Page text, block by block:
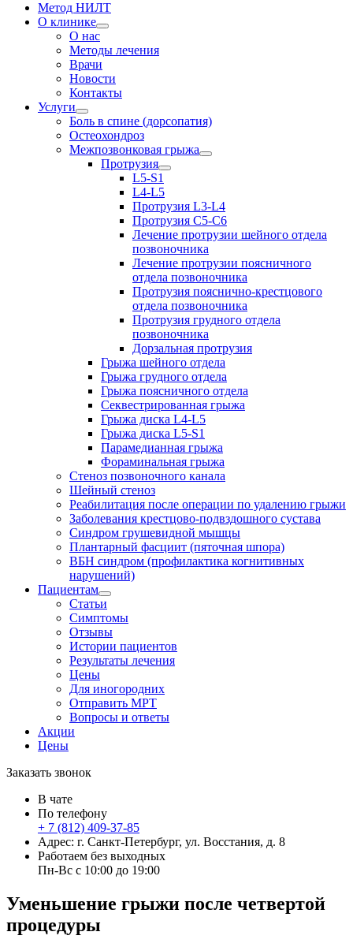
Метод НИЛТ
О клинике
О нас
Методы лечения
Врачи
Новости
Контакты
Услуги
Боль в спине (дорсопатия)
Остеохондроз
Межпозвонковая грыжа
Протрузия
L5-S1
L4-L5
Протрузия L3-L4
Протрузия С5-С6
Лечение протрузии шейного отдела
позвоночника
Лечение протрузии поясничного
отдела позвоночника
Протрузия пояснично-крестцового
отдела позвоночника
Протрузия грудного отдела
позвоночника
Дорзальная протрузия
Грыжа шейного отдела
Грыжа грудного отдела
Грыжа поясничного отдела
Секвестрированная грыжа
Грыжа диска L4-L5
Грыжа диска L5-S1
Парамедианная грыжа
Фораминальная грыжа
Стеноз позвоночного канала
Шейный стеноз
Реабилитация после операции по удалению грыжи
Заболевания крест­цово-подвздошного сустава
Синдром грушевидной мышцы
Плантарный фасциит (пяточная шпора)
ВБН синдром (профи­лактика когнитивных
нарушений)
Пациентам
Статьи
Симптомы
Отзывы
Истории пациентов
Результаты лечения
Цены
Для иногородних
Отправить МРТ
Вопросы и ответы
Акции
Цены
Заказать звонок
В чате
По телефону
+ 7 (812) 409-37-85
Адрес: г. Санкт-Петербург, ул. Восстания, д. 8
Работаем без выходных
Пн-Вс с 10:00 до 19:00
Уменьшение грыжи после четвертой
процедуры